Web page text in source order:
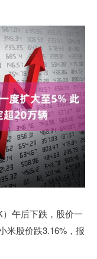
午后下跌，股价一
米股价跌3.16%，报